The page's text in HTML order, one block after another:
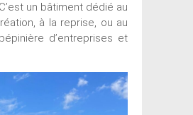
un bâtiment dédié au
à la reprise, ou au
d’entreprises et